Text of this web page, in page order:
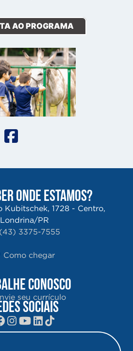
AO PROGRAMA
ONDE ESTAMOS?
Kubitschek, 1728 - Centro,
Londrina/PR
(43) 3375-7555
Como chegar
CONOSCO
seu currículo
SOCIAIS